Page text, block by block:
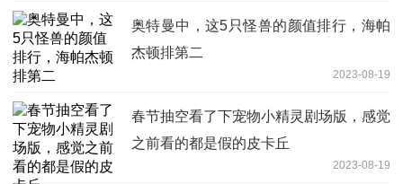
奥特曼中，这5只怪兽的颜值排行，海帕
杰顿排第二
2023-08-19
春节抽空看了下宠物小精灵剧场版，感觉
之前看的都是假的皮卡丘
2023-08-19